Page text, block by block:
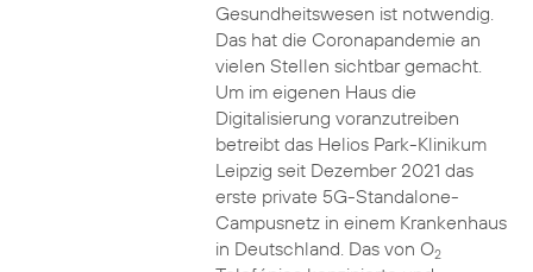
Gesundheitswesen ist notwendig.
Das hat die Coronapandemie an
vielen Stellen sichtbar gemacht.
Um im eigenen Haus die
Digitalisierung voranzutreiben
betreibt das Helios Park-Klinikum
Leipzig seit Dezember 2021 das
erste private 5G-Standalone-
Campusnetz in einem Krankenhaus
in Deutschland. Das von O2